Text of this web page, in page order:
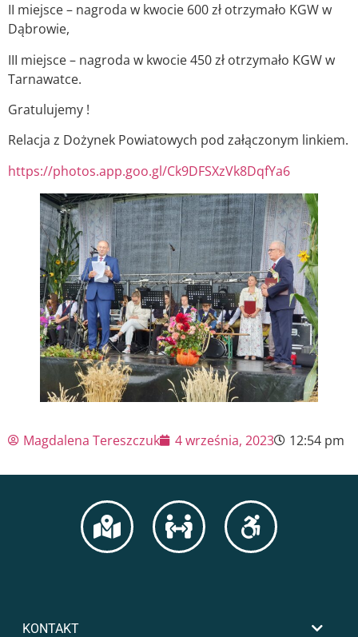
II miejsce – nagroda w kwocie 600 zł otrzymało KGW w
Dąbrowie,
III miejsce – nagroda w kwocie 450 zł otrzymało KGW w
Tarnawatce.
Gratulujemy !
Relacja z Dożynek Powiatowych pod załączonym linkiem.
https://photos.app.goo.gl/Ck9DFSXzVk8DqfYa6
Magdalena Tereszczuk 4 września, 2023 12:54 pm
KONTAKT